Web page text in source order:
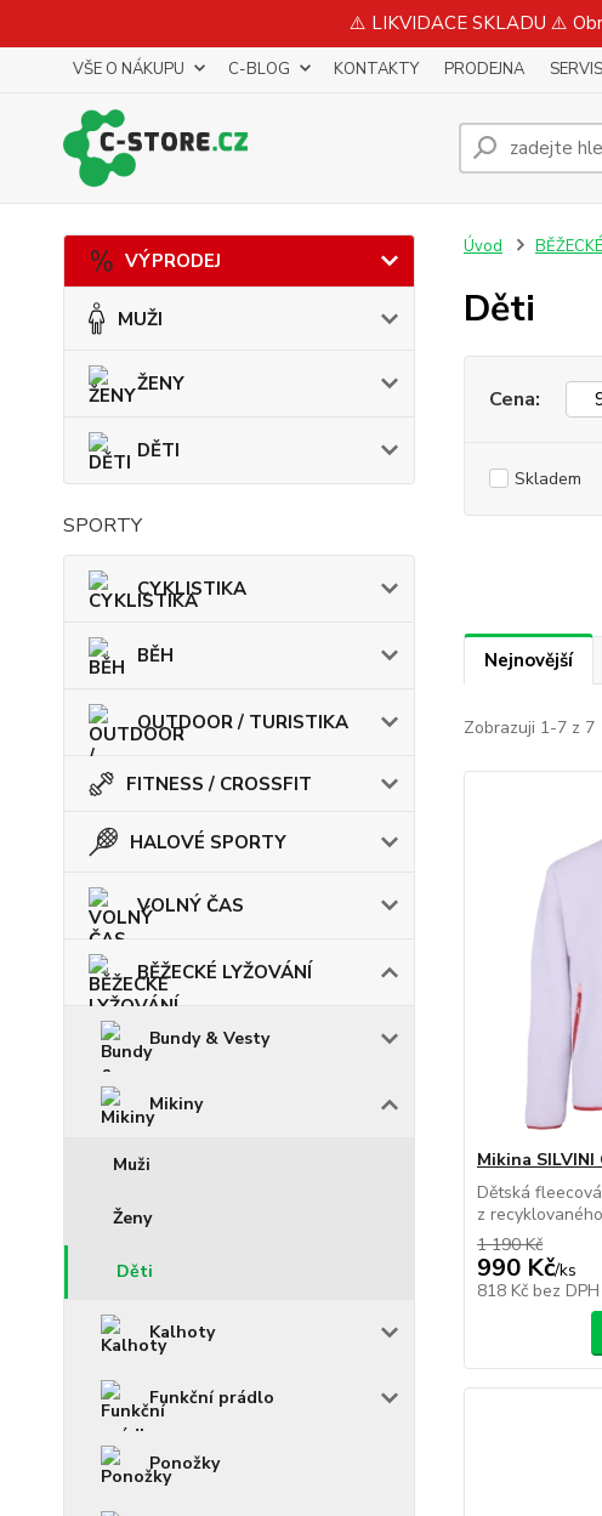
⚠️ LIKVIDACE SKLADU ⚠️
VŠE O NÁKUPU C-BLOG KONTAKTY PRODEJNA SERVIS
VÝPRODEJ
MUŽI
ŽENY
DĚTI
SPORTY
CYKLISTIKA
BĚH
OUTDOOR / TURISTIKA
FITNESS / CROSSFIT
HALOVÉ SPORTY
VOLNÝ ČAS
BĚŽECKÉ LYŽOVÁNÍ
Bundy & Vesty
Mikiny
Muži
Ženy
Děti
Kalhoty
Funkční prádlo
Ponožky
Úvod
Děti
Cena:
Skladem
Nejnovější
Zobrazuji 1-7 z 7
Mikina SILVINI
Dětská
z
1 190 Kč
990 Kč/ks
818 Kč bez DPH